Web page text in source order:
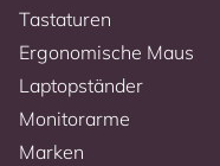
Tastaturen
Ergonomische Maus
Laptopständer
Monitorarme
Marken